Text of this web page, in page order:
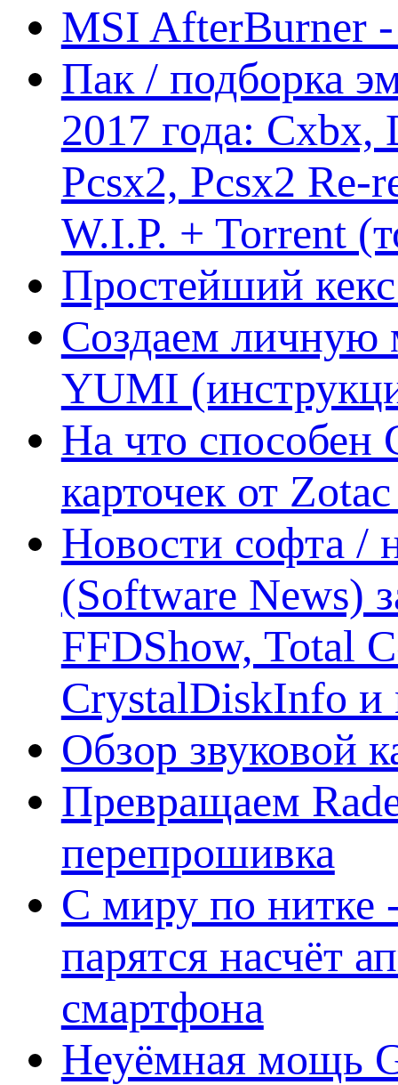
MSI AfterBurner
Пак / подборка
2017 года:
Pcsx2, Pcsx2
W.I.P. + Torrent
Простейший кекс
Создаем личную
YUMI
На что способен
карточек от
Новости софта /
(Software News)
FFDShow, Total
CrystalDiskInfo и
Обзор звуковой
Превращаем
перепрошивка
С миру по нитке
парятся насчёт
смартфона
Неуёмная мощь